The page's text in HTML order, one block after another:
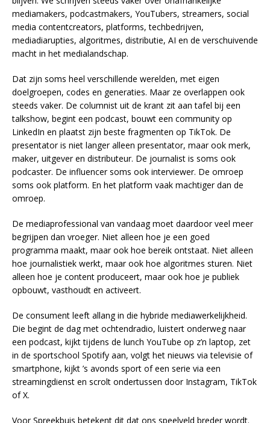
mediamakers, podcastmakers, YouTubers, streamers, social
media contentcreators, platforms, techbedrijven,
mediadiarupties, algoritmes, distributie, AI en de verschuivende
macht in het medialandschap.
Dat zijn soms heel verschillende werelden, met eigen
doelgroepen, codes en generaties. Maar ze overlappen ook
steeds vaker. De columnist uit de krant zit aan tafel bij een
talkshow, begint een podcast, bouwt een community op
LinkedIn en plaatst zijn beste fragmenten op TikTok. De
presentator is niet langer alleen presentator, maar ook merk,
maker, uitgever en distributeur. De journalist is soms ook
podcaster. De influencer soms ook interviewer. De omroep
soms ook platform. En het platform vaak machtiger dan de
omroep.
De mediaprofessional van vandaag moet daardoor veel meer
begrijpen dan vroeger. Niet alleen hoe je een goed
programma maakt, maar ook hoe bereik ontstaat. Niet alleen
hoe journalistiek werkt, maar ook hoe algoritmes sturen. Niet
alleen hoe je content produceert, maar ook hoe je publiek
opbouwt, vasthoudt en activeert.
De consument leeft allang in die hybride mediawerkelijkheid.
Die begint de dag met ochtendradio, luistert onderweg naar
een podcast, kijkt tijdens de lunch YouTube op z’n laptop, zet
in de sportschool Spotify aan, volgt het nieuws via televisie of
smartphone, kijkt ’s avonds sport of een serie via een
streamingdienst en scrolt ondertussen door Instagram, TikTok
of X.
Voor Spreekbuis betekent dit dat ons speelveld breder wordt.